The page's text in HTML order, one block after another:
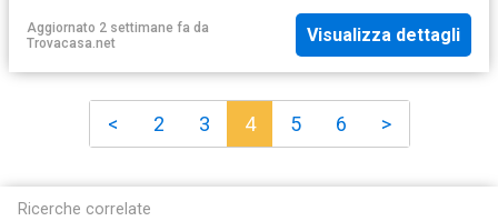
Aggiornato 2 settimane fa da
Trovacasa.net
Visualizza dettagli
< 2 3 4 5 6 >
Ricerche correlate